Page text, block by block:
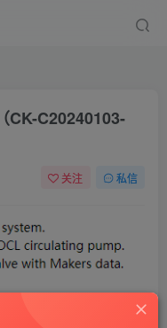
CK-C20240103-
关注 私信